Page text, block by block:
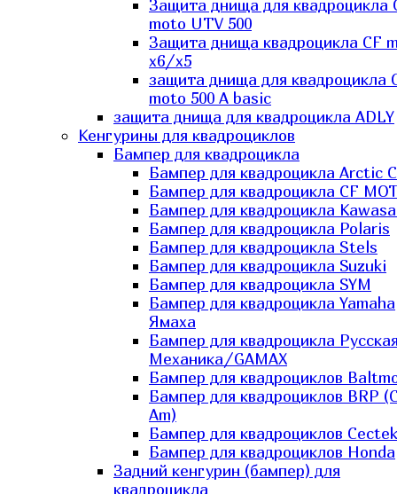
Защита днища для квадроцикла
moto UTV 500
Защита днища квадроцикла СF
x6/x5
защита днища для квадроцикла
moto 500 A basic
защита днища для квадроцикла ADLY
Кенгурины для квадроциклов
Бампер для квадроцикла
Бампер для квадроцикла Arctic
Бампер для квадроцикла CF
Бампер для квадроцикла
Бампер для квадроцикла Polaris
Бампер для квадроцикла Stels
Бампер для квадроцикла Suzuki
Бампер для квадроцикла SYM
Бампер для квадроцикла Yamaha
Ямаха
Бампер для квадроцикла
Механика/GAMAX
Бампер для квадроциклов
Бампер для квадроциклов BRP
Am)
Бампер для квадроциклов Cectek
Бампер для квадроциклов Honda
Задний кенгурин (бампер) для
квадроцикла